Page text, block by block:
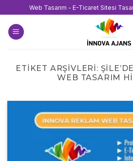
atla
Web Tasarım - E-Ticaret Sitesi
ETIKET ARŞIVLERI:
WEB TASARIM